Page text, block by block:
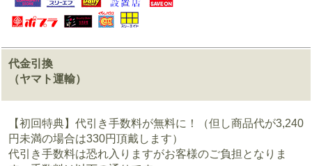
代金引換
（ヤマト運輸）
【初回特典】代引き手数料が無料に！（但し商品代が3,240
円未満の場合は330円頂戴します）
代引き手数料は恐れ入りますがお客様のご負担となりま